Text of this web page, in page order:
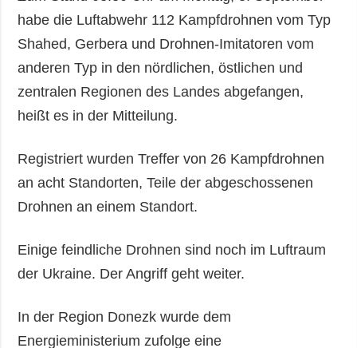
habe die Luftabwehr 112 Kampfdrohnen vom Typ
Shahed, Gerbera und Drohnen-Imitatoren vom
anderen Typ in den nördlichen, östlichen und
zentralen Regionen des Landes abgefangen,
heißt es in der Mitteilung.
Registriert wurden Treffer von 26 Kampfdrohnen
an acht Standorten, Teile der abgeschossenen
Drohnen an einem Standort.
Einige feindliche Drohnen sind noch im Luftraum
der Ukraine. Der Angriff geht weiter.
In der Region Donezk wurde dem
Energieministerium zufolge eine